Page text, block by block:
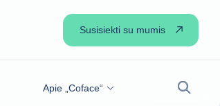
Apie „Coface“
Paieška
Susisiekti su mumis